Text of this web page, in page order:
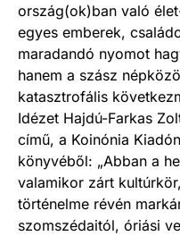
ország(ok)ban való
egyes emberek,
maradandó nyomot
hanem a szász
katasztrofális
Idézet Hajdú-Farkas
című, a Koinónia
könyvéből: „Abban a
valamikor zárt
történelme révén
szomszédaitól, óriási